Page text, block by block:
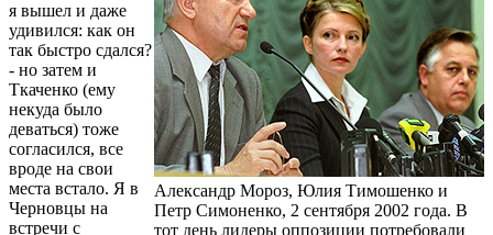
Александр Мороз, Юлия Тимошенко и
Петр Симоненко, 2 сентября 2002 года. В
тот день лидеры оппозиции потребовали
я вышел и даже
удивился: как он
так быстро сдался?
- но затем и
Ткаченко (ему
некуда было
деваться) тоже
согласился, все
вроде на свои
места встало. Я в
Черновцы на
встречи с